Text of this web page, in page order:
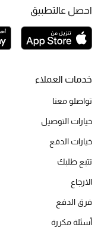
دليل مستلزمات الجمال
تسوقوا الآن
عرض جميع المنتجات
خدمات العملاء
تواصلو معنا
خيارات التوصيل
خيارات الدفع
تتبع طلبك
الارجاع
فرق الدفع
أسئلة مكررة
احصل عالتطبيق